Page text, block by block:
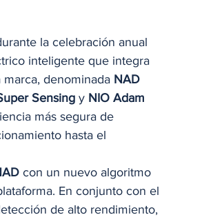
la celebración anual
inteligente que integra
denominada NAD
Sensing y NIO Adam
más segura de
hasta el
con un nuevo algoritmo
En conjunto con el
de alto rendimiento,